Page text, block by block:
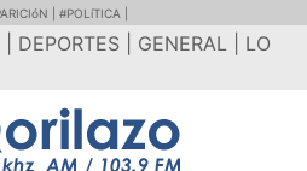
| #POLíTICA |
DEPORTES | GENERAL | LO